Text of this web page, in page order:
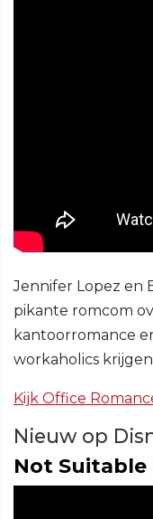
Jennifer Lopez en
pikante romcom
kantoorromance
workaholics
Kijk Office
Nieuw op
Not